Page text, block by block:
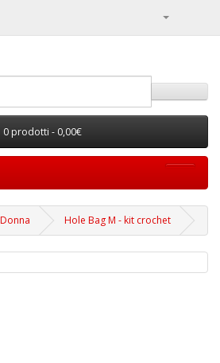
0 prodotti - 0,00€
Donna Hole Bag M - kit crochet